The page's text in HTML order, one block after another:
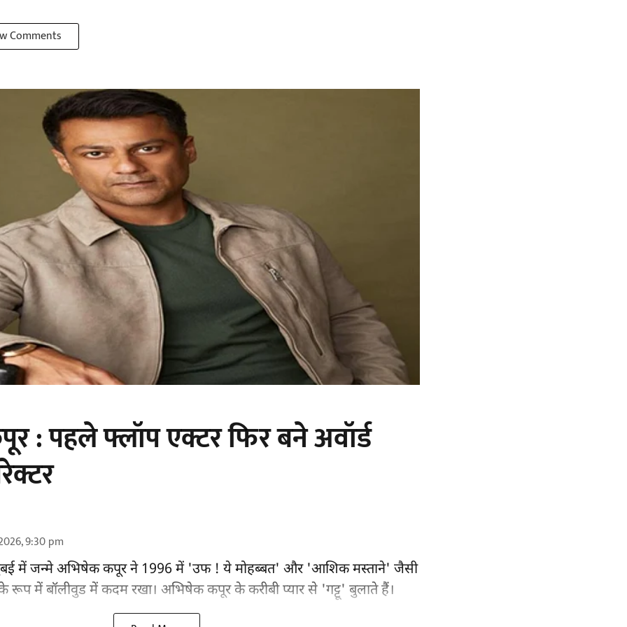
Comments
: पहले फ्लॉप एक्टर फिर बने अवॉर्ड
9:30 pm
में जन्मे अभिषेक कपूर ने 1996 में 'उफ ! ये मोहब्बत' और 'आशिक मस्ताने' जैसी
के रूप मेंबॉलीवुडमें कदम रखा। अभिषेक कपूर के करीबी प्यार से 'गट्टू' बुलाते हैं।